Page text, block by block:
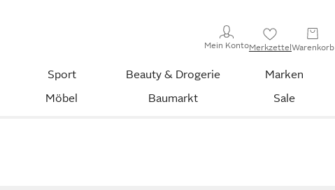
Mein KontoMerkzettelWarenkorb
Sport Beauty & Drogerie
Marken
Möbel Baumarkt Sale